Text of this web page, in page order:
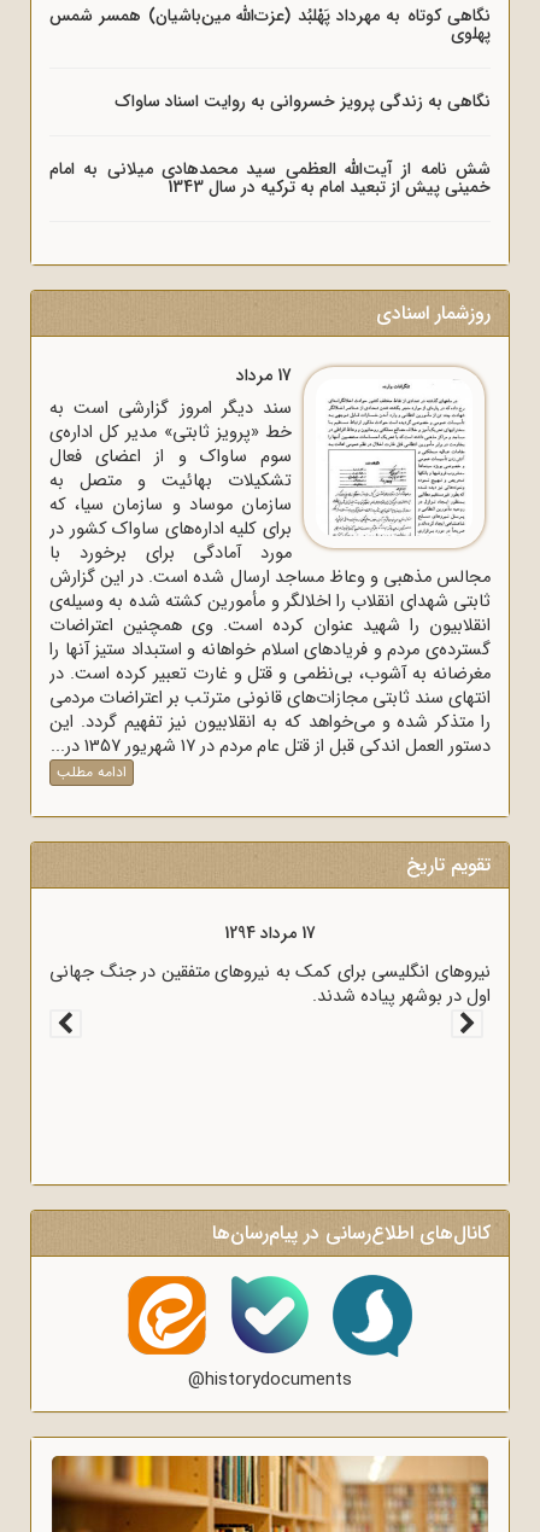
نگاهی کوتاه به مهرداد پَهْلبُد (عزت‌الله مین‌باشیان) همسر شمس
پهلوی
نگاهی به زندگی پرویز خسروانی به روایت اسناد ساواک
شش نامه از آیت‌الله العظمی سید محمدهادی میلانی به امام
خمینی پیش از تبعید امام به ترکیه در سال 1343
روزشمار اسنادی
17 مرداد
سند دیگر امروز گزارشی است به
خط «پرویز ثابتی» مدیر کل اداره‌ی
سوم ساواک و از اعضای فعال
تشکیلات بهائیت و متصل به
سازمان موساد و سازمان سیا، که
برای کلیه اداره‌های ساواک‌ کشور در
مورد آمادگی برای برخورد با
مجالس مذهبی و وعاظ مساجد ارسال شده است. در این گزارش
ثابتی شهدای انقلاب را اخلالگر و مأمورین کشته شده به وسیله‌ی
انقلابیون را شهید عنوان کرده است. وی همچنین اعتراضات
گسترده‌ی مردم و فریادهای اسلام خواهانه و استبداد ستیز آنها را
مغرضانه به آشوب، بی‌نظمی و قتل و غارت تعبیر کرده است. در
انتهای سند ثابتی مجازات‌های قانونی مترتب بر اعتراضات مردمی
را متذکر شده و می‌خواهد که به انقلابیون نیز تفهیم گردد. این
دستور العمل اندکی قبل از قتل عام مردم در 17 شهریور 1357 در...
ادامه مطلب
تقویم تاریخ
17 مرداد 1294
نیروهای انگلیسی برای کمک به نیروهای متفقین در جنگ جهانی
اول در بوشهر پیاده شدند.
کانال‌های اطلاع‌رسانی در پیام‌رسان‌ها
@historydocuments